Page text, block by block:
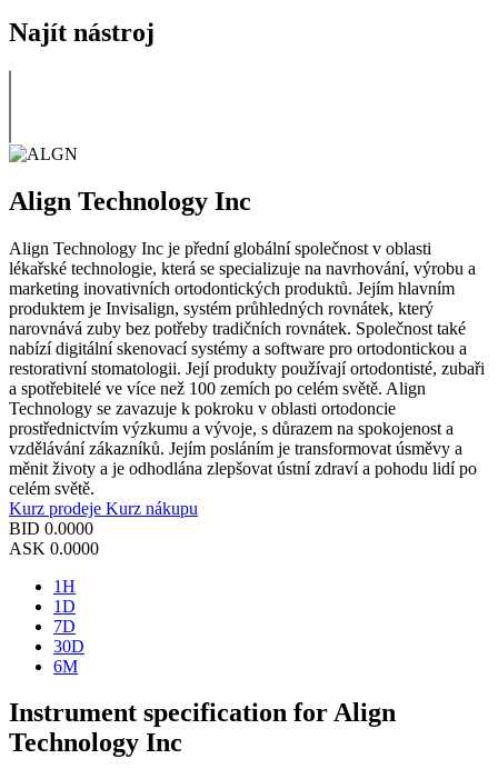
Najít nástroj
Align Technology Inc
Align Technology Inc je přední globální společnost v oblasti
lékařské technologie, která se specializuje na navrhování, výrobu a
marketing inovativních ortodontických produktů. Jejím hlavním
produktem je Invisalign, systém průhledných rovnátek, který
narovnává zuby bez potřeby tradičních rovnátek. Společnost také
nabízí digitální skenovací systémy a software pro ortodontickou a
restorativní stomatologii. Její produkty používají ortodontisté, zubaři
a spotřebitelé ve více než 100 zemích po celém světě. Align
Technology se zavazuje k pokroku v oblasti ortodoncie
prostřednictvím výzkumu a vývoje, s důrazem na spokojenost a
vzdělávání zákazníků. Jejím posláním je transformovat úsměvy a
měnit životy a je odhodlána zlepšovat ústní zdraví a pohodu lidí po
celém světě.
Kurz prodeje Kurz nákupu
BID 0.0000
ASK 0.0000
1H
1D
7D
30D
6M
Instrument specification for Align
Technology Inc